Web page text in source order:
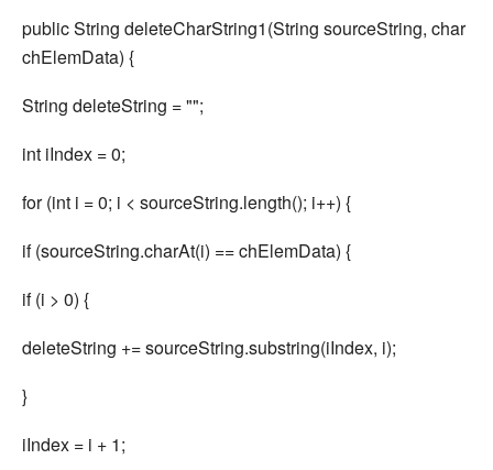
public String deleteCharString1(String sourceString, char
chElemData) {
String deleteString = "";
int iIndex = 0;
for (int i = 0; i < sourceString.length(); i++) {
if (sourceString.charAt(i) == chElemData) {
if (i > 0) {
deleteString += sourceString.substring(iIndex, i);
}
iIndex = i + 1;